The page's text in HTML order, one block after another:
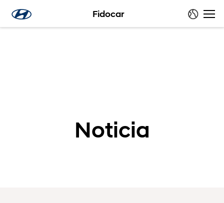
Fidocar
Noticia